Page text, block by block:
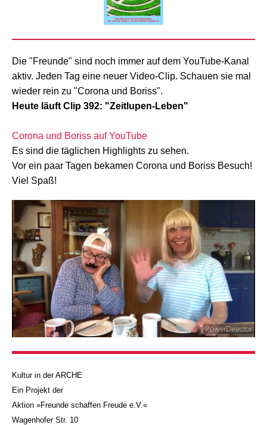
Die "Freunde" sind noch immer auf dem YouTube-Kanal
aktiv. Jeden Tag eine neuer Video-Clip. Schauen sie mal
wieder rein zu "Corona und Boriss".
Heute läuft Clip 392: "Zeitlupen-Leben"
Corona und Boriss auf YouTube
Es sind die täglichen Highlights zu sehen.
Vor ein paar Tagen bekamen Corona und Boriss Besuch!
Viel Spaß!
Kultur in der ARCHE
Ein Projekt der
Aktion »Freunde schaffen Freude e.V.«
Wagenhofer Str. 10